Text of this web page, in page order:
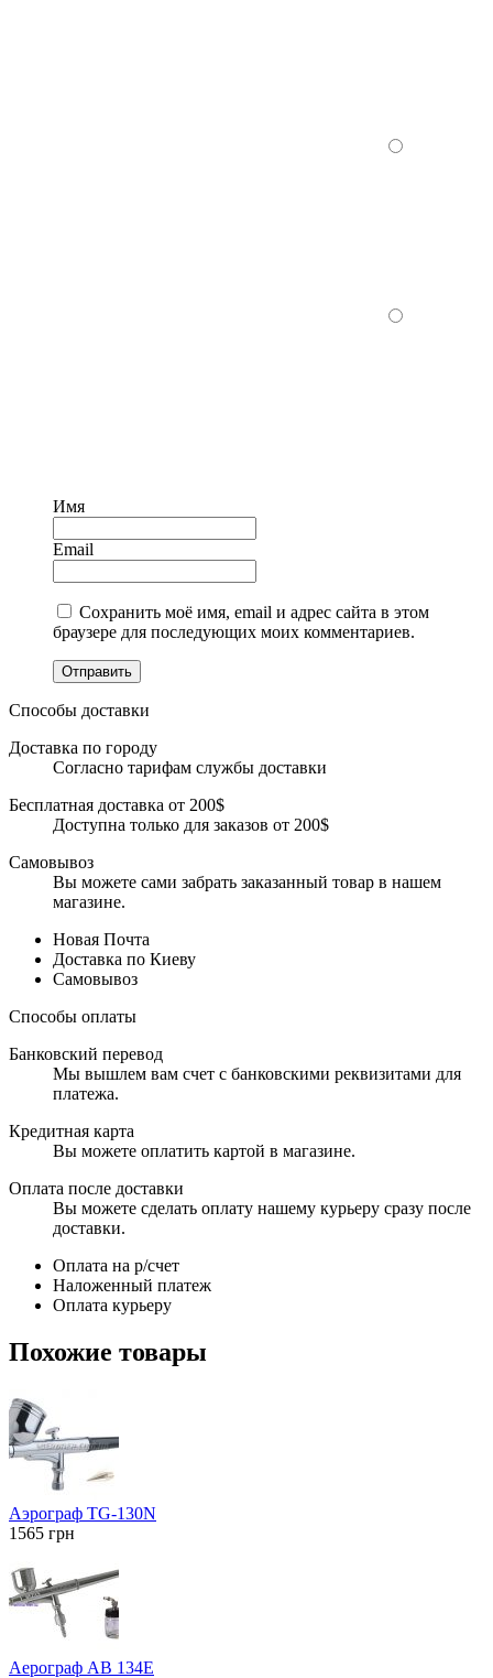
Имя
Email
Сохранить моё имя, email и адрес сайта в этом
браузере для последующих моих комментариев.
Отправить
Способы доставки
Доставка по городу
Согласно тарифам службы доставки
Бесплатная доставка от 200$
Доступна только для заказов от 200$
Самовывоз
Вы можете сами забрать заказанный товар в нашем
магазине.
Новая Почта
Доставка по Киеву
Самовывоз
Способы оплаты
Банковский перевод
Мы вышлем вам счет с банковскими реквизитами для
платежа.
Кредитная карта
Вы можете оплатить картой в магазине.
Оплата после доставки
Вы можете сделать оплату нашему курьеру сразу после
доставки.
Оплата на р/счет
Наложенный платеж
Оплата курьеру
Похожие товары
Аэрограф TG-130N
1565 грн
Аерограф АВ 134Е